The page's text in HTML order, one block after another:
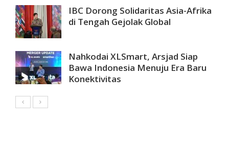
IBC Dorong Solidaritas Asia-Afrika
di Tengah Gejolak Global
Nahkodai XLSmart, Arsjad Siap
Bawa Indonesia Menuju Era Baru
Konektivitas